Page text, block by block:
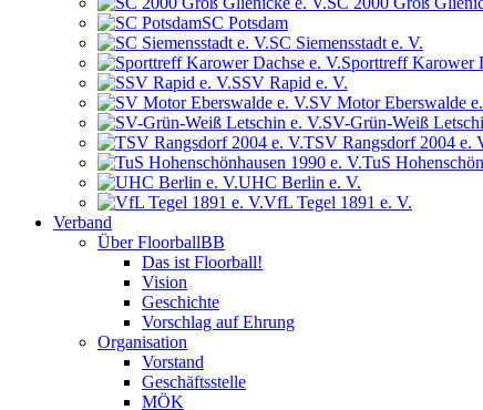
SC Potsdam
SC Siemensstadt e. V.
Sporttreff Karower
SSV Rapid e. V.
SV Motor Eberswalde
SV-Grün-Weiß
TSV Rangsdorf 2004 e.
TuS
UHC Berlin e. V.
VfL Tegel 1891 e. V.
Verband
Über FloorballBB
Das ist Floorball!
Vision
Geschichte
Vorschlag auf Ehrung
Organisation
Vorstand
Geschäftsstelle
MÖK